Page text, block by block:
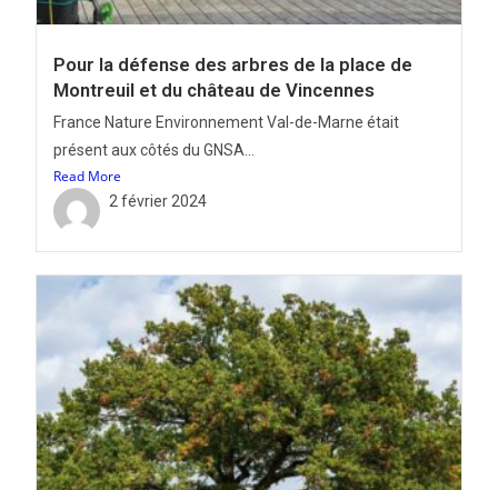
Pour la défense des arbres de la place de
Montreuil et du château de Vincennes
France Nature Environnement Val-de-Marne était
présent aux côtés du GNSA...
Read More
2 février 2024